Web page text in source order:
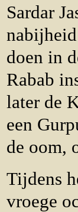
Sardar
doen in
Rabab
later de
een
de oom,
Tijdens
vroege